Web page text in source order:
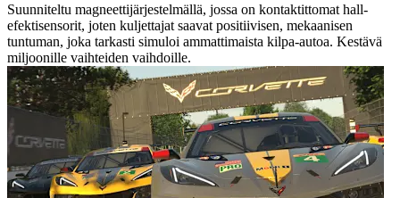
Suunniteltu magneettijärjestelmällä, jossa on kontaktittomat hall-
efektisensorit, joten kuljettajat saavat positiivisen, mekaanisen
tuntuman, joka tarkasti simuloi ammattimaista kilpa-autoa. Kestävä
miljoonille vaihteiden vaihdoille.